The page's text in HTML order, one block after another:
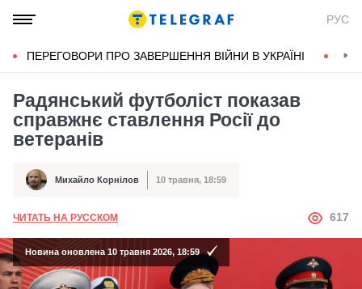
РУС
ПЕРЕГОВОРИ ПРО ЗАВЕРШЕННЯ ВІЙНИ В УКРАЇНІ
Радянський футболіст показав
справжнє ставлення Росії до
ветеранів
Автор Михайло Корнілов
Дата публікації 10 травня, 18:59
ЧИТАТЬ НА РУССКОМ АВТОР
617
Новина оновлена 10 травня 2026, 18:59